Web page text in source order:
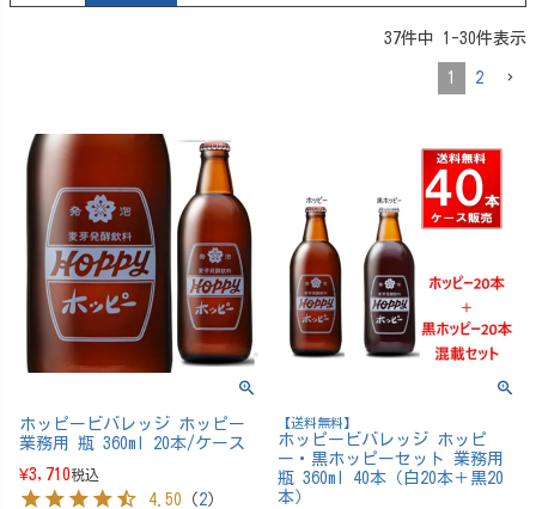
37件中 1 -30件表示
1 2
ホッピービバレッジ ホッピー
業務用 瓶 360ml 20本/ケース
¥3,710税込
4.50 （ 2）
【送料無料】
ホッピービバレッジ ホッピ
ー・黒ホッピーセット 業務用
瓶 360ml 40本（白20本＋黒20
本）